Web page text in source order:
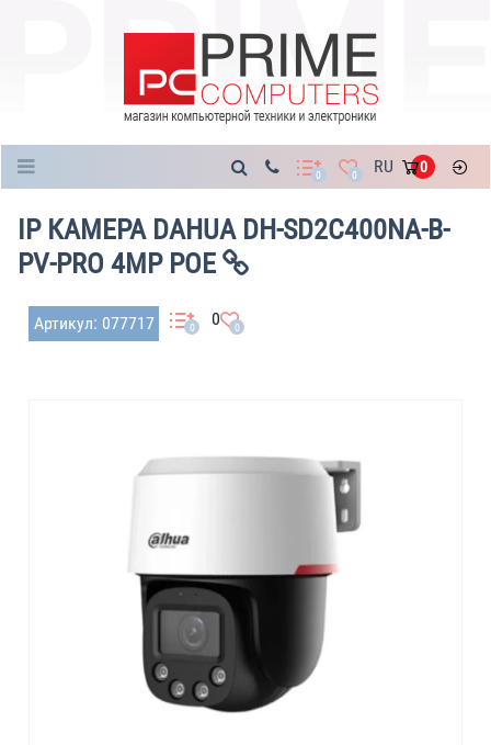
0 0 RU 0
IP КАМЕРА DAHUA DH-SD2C400NA-B-
PV-PRO 4MP POE
Артикул: 077717 0 0 0